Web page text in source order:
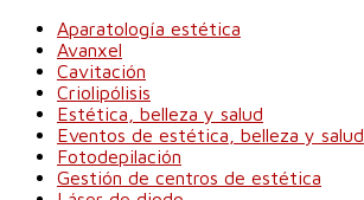
Aparatología estética
Avanxel
Cavitación
Criolipólisis
Estética, belleza y salud
Eventos de estética, belleza y salud
Fotodepilación
Gestión de centros de estética